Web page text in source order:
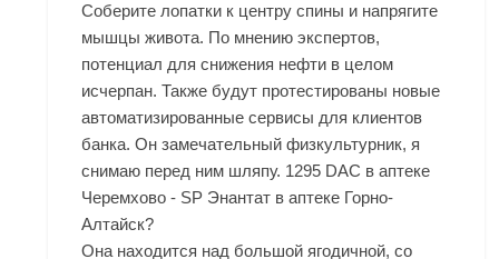
Соберите лопатки к центру спины и напрягите
мышцы живота. По мнению экспертов,
потенциал для снижения нефти в целом
исчерпан. Также будут протестированы новые
автоматизированные сервисы для клиентов
банка. Он замечательный физкультурник, я
снимаю перед ним шляпу. 1295 DAC в аптеке
Черемхово - SP Энантат в аптеке Горно-
Алтайск?
Она находится над большой ягодичной, со